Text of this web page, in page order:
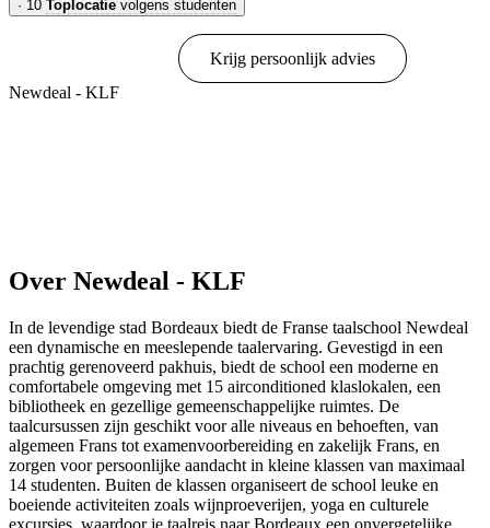
· 10 Toplocatie volgens studenten
Krijg persoonlijk advies
Newdeal - KLF
Over Newdeal - KLF
In de levendige stad Bordeaux biedt de Franse taalschool Newdeal
een dynamische en meeslepende taalervaring. Gevestigd in een
prachtig gerenoveerd pakhuis, biedt de school een moderne en
comfortabele omgeving met 15 airconditioned klaslokalen, een
bibliotheek en gezellige gemeenschappelijke ruimtes. De
taalcursussen zijn geschikt voor alle niveaus en behoeften, van
algemeen Frans tot examenvoorbereiding en zakelijk Frans, en
zorgen voor persoonlijke aandacht in kleine klassen van maximaal
14 studenten. Buiten de klassen organiseert de school leuke en
boeiende activiteiten zoals wijnproeverijen, yoga en culturele